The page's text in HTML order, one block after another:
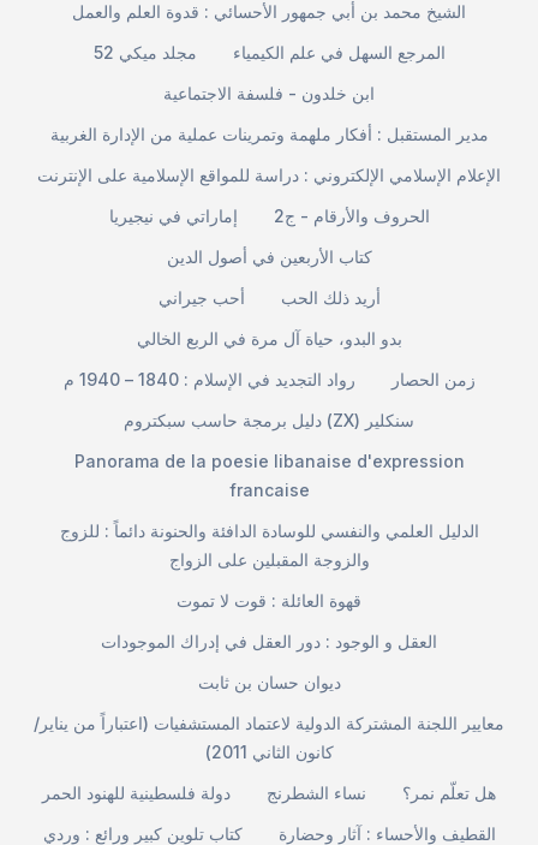
الشيخ محمد بن أبي جمهور الأحسائي : قدوة العلم والعمل
مجلد ميكي 52
المرجع السهل في علم الكيمياء
ابن خلدون - فلسفة الاجتماعية
مدير المستقبل : أفكار ملهمة وتمرينات عملية من الإدارة الغربية
الإعلام الإسلامي الإلكتروني : دراسة للمواقع الإسلامية على الإنترنت
إماراتي في نيجيريا
الحروف والأرقام - ج2
كتاب الأربعين في أصول الدين
أحب جيراني
أريد ذلك الحب
بدو البدو، حياة آل مرة في الربع الخالي
رواد التجديد في الإسلام : 1840 – 1940 م
زمن الحصار
دليل برمجة حاسب سبكتروم (ZX) سنكلير
Panorama de la poesie libanaise d'expression
francaise
الدليل العلمي والنفسي للوسادة الدافئة والحنونة دائماً : للزوج
والزوجة المقبلين على الزواج
قهوة العائلة : قوت لا تموت
العقل و الوجود : دور العقل في إدراك الموجودات
ديوان حسان بن ثابت
معايير اللجنة المشتركة الدولية لاعتماد المستشفيات (اعتباراً من يناير/
كانون الثاني 2011)
دولة فلسطينية للهنود الحمر
نساء الشطرنج
هل تعلّم نمر؟
كتاب تلوين كبير ورائع : وردي
القطيف والأحساء : آثار وحضارة